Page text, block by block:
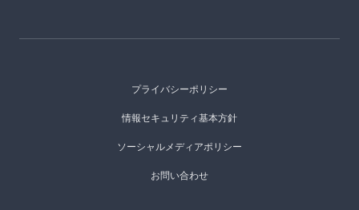
プライバシーポリシー
情報セキュリティ基本方針
ソーシャルメディアポリシー
お問い合わせ